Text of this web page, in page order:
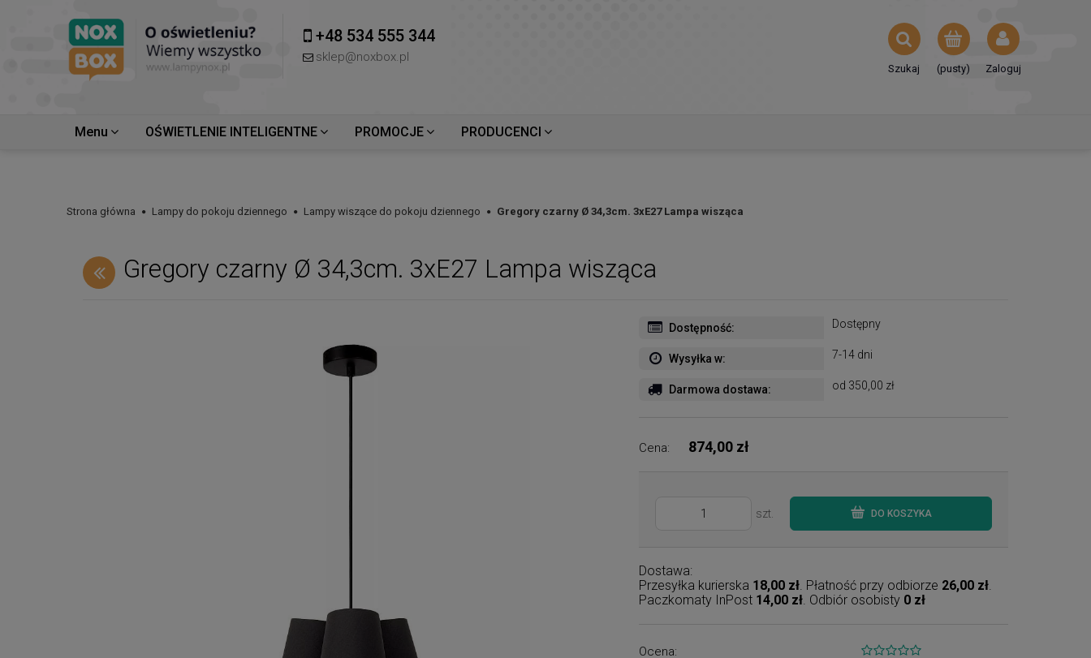
+48 534 555 344
sklep@noxbox.pl
(pusty) Zaloguj
Szukaj
Menu OŚWIETLENIE INTELIGENTNE PROMOCJE PRODUCENCI
Strona główna Lampy do pokoju dziennego Lampy wiszące do pokoju dziennego Gregory czarny Ø 34,3cm. 3xE27 Lampa wisząca
Gregory czarny Ø 34,3cm. 3xE27 Lampa wisząca
Dostępność: Dostępny
Wysyłka w: 7-14 dni
Darmowa dostawa: od 350,00 zł
Cena: 874,00 zł
szt. DO KOSZYKA
Dostawa:
Przesyłka kurierska 18,00 zł. Płatność przy odbiorze 26,00 zł.
Paczkomaty InPost 14,00 zł. Odbiór osobisty 0 zł
Ocena: